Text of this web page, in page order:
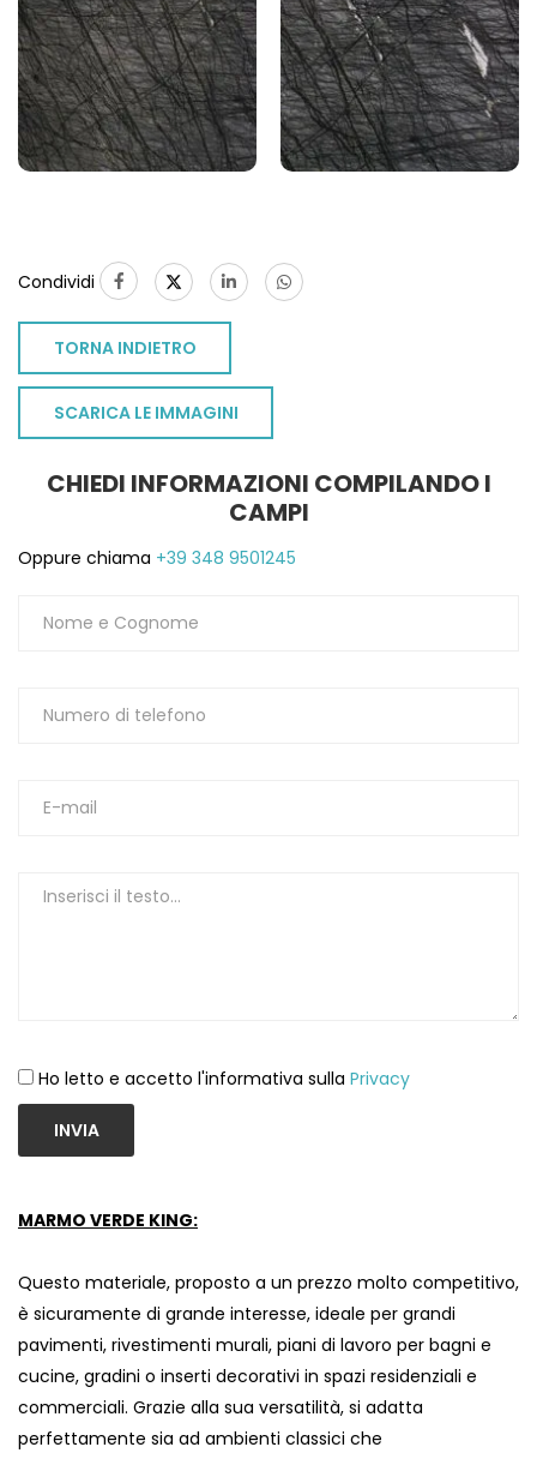
Condividi
TORNA INDIETRO
SCARICA LE IMMAGINI
CHIEDI INFORMAZIONI COMPILANDO I
CAMPI
Oppure chiama +39 348 9501245
Ho letto e accetto l'informativa sulla Privacy
INVIA
MARMO VERDE KING:
Questo materiale, proposto a un prezzo molto competitivo,
è sicuramente di grande interesse, ideale per grandi
pavimenti, rivestimenti murali, piani di lavoro per bagni e
cucine, gradini o inserti decorativi in ​​spazi residenziali e
commerciali. Grazie alla sua versatilità, si adatta
perfettamente sia ad ambienti classici che